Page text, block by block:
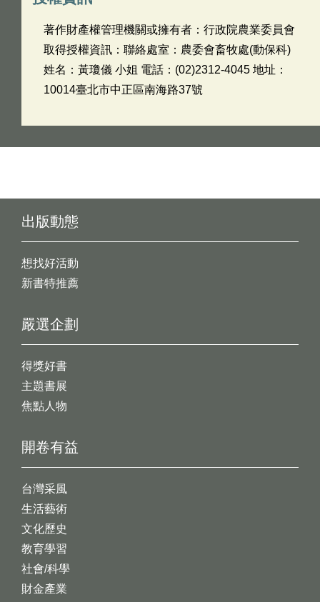
著作財產權管理機關或擁有者：行政院農業委員會
取得授權資訊：聯絡處室：農委會畜牧處(動保科)
姓名：黃瓊儀 小姐 電話：(02)2312-4045 地址：
10014臺北市中正區南海路37號
出版動態
想找好活動
新書特推薦
開卷有益
台灣采風
生活藝術
文化歷史
教育學習
社會/科學
財金產業
嚴選企劃
得獎好書
主題書展
焦點人物